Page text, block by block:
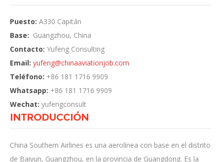
Puesto: A330 Capitán
Base: Guangzhou, China
Contacto: Yufeng Consulting
Email: yufeng@chinaaviationjob.com
Teléfono: +86 181 1716 9909
Whatsapp: +86 181 1716 9909
Wechat: yufengconsult
INTRODUCCIÓN
China Southern Airlines es una aerolínea con base en el distrito
de Baiyun, Guangzhou, en la provincia de Guangdong. Es la